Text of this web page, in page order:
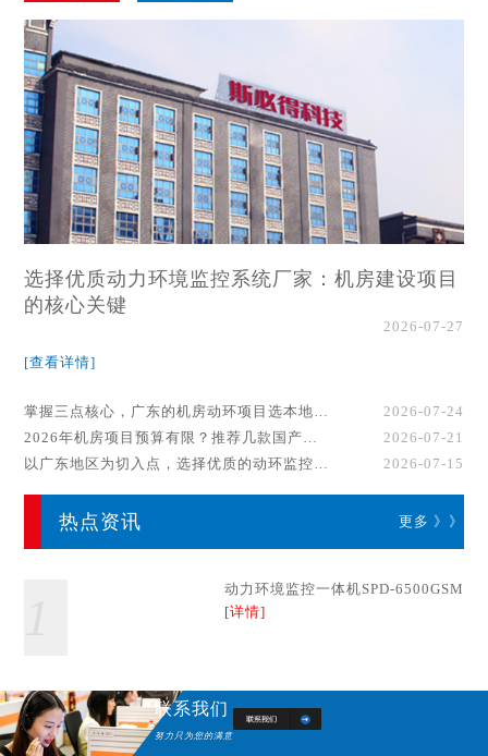
选择优质动力环境监控系统厂家：机房建设项目
的核心关键
2026-07-27
[查看详情]
掌握三点核心，广东的机房动环项目选本地厂家事半功倍！
2026-07-24
2026年机房项目预算有限？推荐几款国产动环监控系统品牌
2026-07-21
以广东地区为切入点，选择优质的动环监控系统厂家
2026-07-15
热点资讯 更多 》》
动力环境监控一体机SPD-6500GSM
[详情]
联系我们
努力只为您的满意